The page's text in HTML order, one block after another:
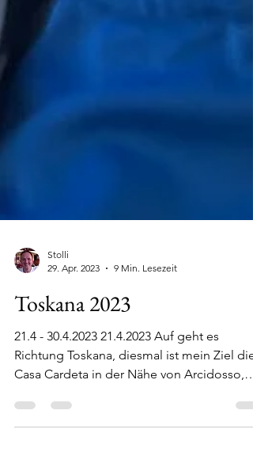
29. Apr. 2023
9 Min. Lesezeit
Toskana 2023
21.4 - 30.4.2023 21.4.2023 Auf geht es
Richtung Toskana, diesmal ist mein Ziel die
Casa Cardeta in der Nähe von Arcidosso,